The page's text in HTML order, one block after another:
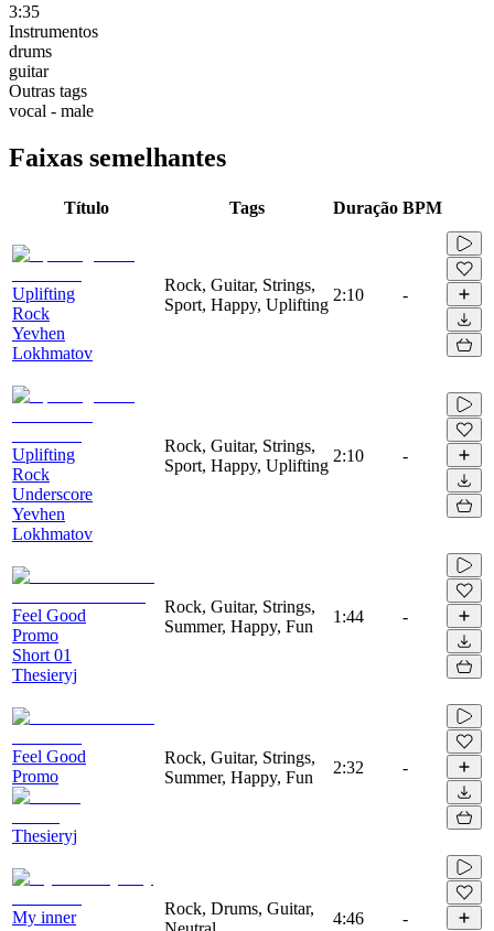
3:35
Instrumentos
drums
guitar
Outras tags
vocal - male
Faixas semelhantes
Título Tags Duração BPM
Uplifting
Rock
Yevhen
Lokhmatov
Rock, Guitar, Strings,
Sport, Happy, Uplifting
2:10 -
Uplifting
Rock
Underscore
Yevhen
Lokhmatov
Rock, Guitar, Strings,
Sport, Happy, Uplifting
2:10 -
Feel Good
Promo
Short 01
Thesieryj
Rock, Guitar, Strings,
Summer, Happy, Fun
1:44 -
Feel Good
Promo
Thesieryj
Rock, Guitar, Strings,
Summer, Happy, Fun
2:32 -
My inner
Rock, Drums, Guitar,
4:46 -